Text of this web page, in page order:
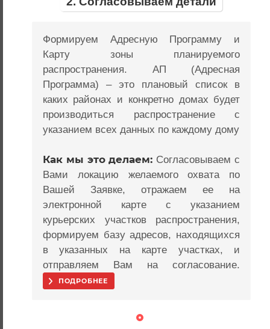
Формируем Адресную Программу и
Карту зоны планируемого
распространения. АП (Адресная
Программа) – это плановый список в
каких районах и конкретно домах будет
производиться распространение с
указанием всех данных по каждому дому
Как мы это делаем: Согласовываем с
Вами локацию желаемого охвата по
Вашей Заявке, отражаем ее на
электронной карте с указанием
курьерских участков распространения,
формируем базу адресов, находящихся
в указанных на карте участках, и
отправляем Вам на согласование.
ПОДРОБНЕЕ